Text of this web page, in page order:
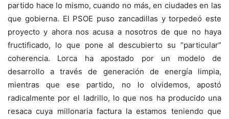
partido hace lo mismo, cuando no más, en ciudades en las
que gobierna. El PSOE puso zancadillas y torpedeó este
proyecto y ahora nos acusa a nosotros de que no haya
fructificado, lo que pone al descubierto su “particular”
coherencia. Lorca ha apostado por un modelo de
desarrollo a través de generación de energía limpia,
mientras que ese partido, no lo olvidemos, apostó
radicalmente por el ladrillo, lo que nos ha producido una
resaca cuya millonaria factura la estamos teniendo que